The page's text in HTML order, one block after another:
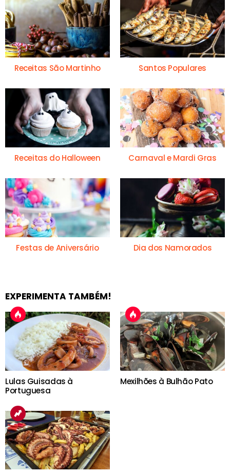
Receitas São Martinho Santos Populares
Receitas do Halloween Carnaval e Mardi Gras
Festas de Aniversário Dia dos Namorados
EXPERIMENTA TAMBÉM!
Lulas Guisadas à
Portuguesa
Mexilhões à Bulhão Pato